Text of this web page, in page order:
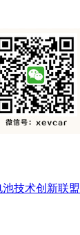
技术创新联盟